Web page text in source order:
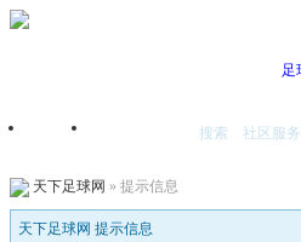
足
首页 搜索 社区服务
天下足球网 » 提示信息
天下足球网 提示信息